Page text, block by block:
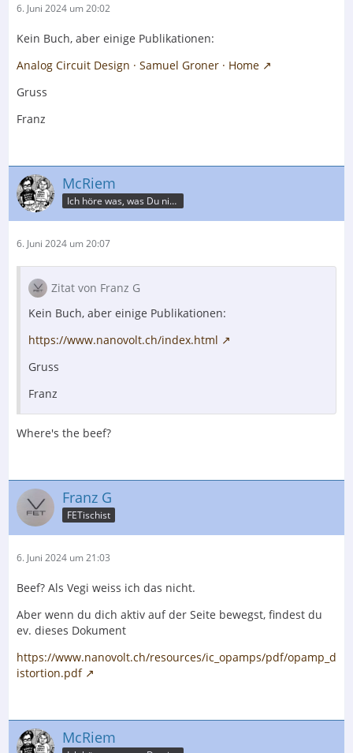
6. Juni 2024 um 20:02
Kein Buch, aber einige Publikationen:
Analog Circuit Design · Samuel Groner · Home
Gruss
Franz
McRiem
Ich höre was, was Du nicht misst.
6. Juni 2024 um 20:07
Zitat von Franz G
Kein Buch, aber einige Publikationen:
https://www.nanovolt.ch/index.html
Gruss
Franz
Where's the beef?
Franz G
FETischist
6. Juni 2024 um 21:03
Beef? Als Vegi weiss ich das nicht.
Aber wenn du dich aktiv auf der Seite bewegst, findest du
ev. dieses Dokument
https://www.nanovolt.ch/resources/ic_opamps/pdf/opamp_d
istortion.pdf
McRiem